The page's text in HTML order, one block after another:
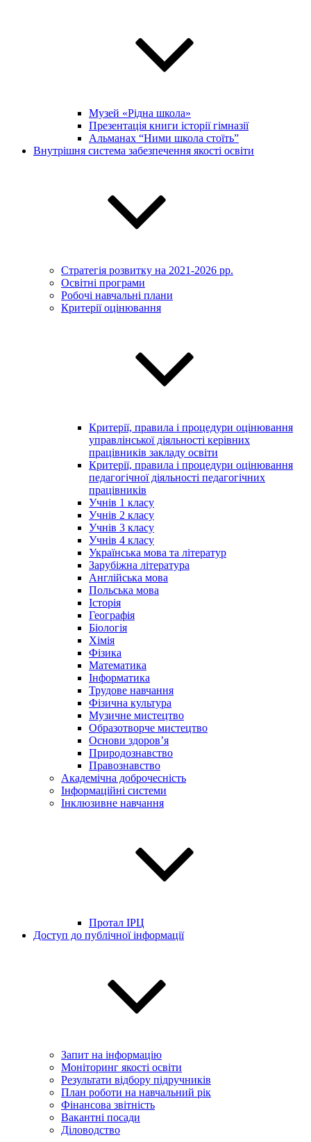
Музей «Рідна школа»
Презентація книги історії гімназії
Альманах “Ними школа стоїть”
Внутрішня система забезпечення якості освіти
Стратегія розвитку на 2021-2026 рр.
Освітні програми
Робочі навчальні плани
Критерії оцінювання
Критерії, правила і процедури оцінювання
управлінської діяльності керівних
працівників закладу освіти
Критерії, правила і процедури оцінювання
педагогічної діяльності педагогічних
працівників
Учнів 1 класу
Учнів 2 класу
Учнів 3 класу
Учнів 4 класу
Українська мова та літератур
Зарубіжна література
Англійська мова
Польська мова
Історія
Географія
Біологія
Хімія
Фізика
Математика
Інформатика
Трудове навчання
Фізична культура
Музичне мистецтво
Образотворче мистецтво
Основи здоров’я
Природознавство
Правознавство
Академічна доброчесність
Інформаційні системи
Інклюзивне навчання
Протал ІРЦ
Доступ до публічної інформації
Запит на інформацію
Моніторинг якості освіти
Результати відбору підручників
План роботи на навчальний рік
Фінансова звітність
Вакантні посади
Діловодство